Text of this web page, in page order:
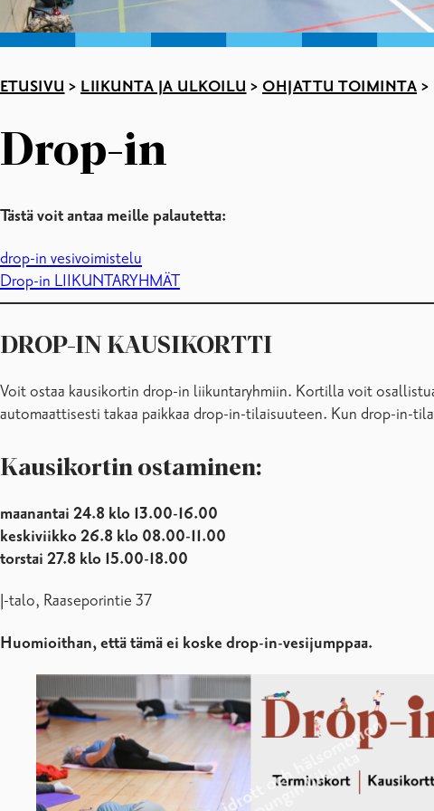
ETUSIVU > LIIKUNTA JA ULKOILU > OHJATTU TOIMINTA >
Drop-in
Tästä voit antaa meille palautetta:
drop-in vesivoimistelu
Drop-in LIIKUNTARYHMÄT
DROP-IN KAUSIKORTTI
Voit ostaa kausikortin drop-in liikuntaryhmiin. Kortilla voit
automaattisesti takaa paikkaa drop-in-tilaisuuteen. Kun drop-in-
Kausikortin ostaminen:
maanantai 24.8 klo 13.00-16.00
keskiviikko 26.8 klo 08.00-11.00
torstai 27.8 klo 15.00-18.00
J-talo, Raaseporintie 37
Huomioithan, että tämä ei koske drop-in-vesijumppaa.